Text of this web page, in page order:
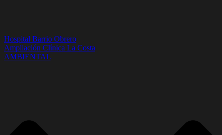
Hospital Barrio Obrero
Ampliación Clínica La Costa
AMBIENTAL